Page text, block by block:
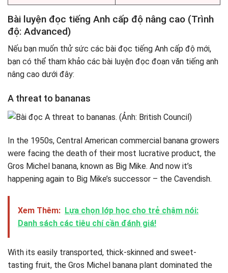
Bài luyện đọc tiếng Anh cấp độ nâng cao (Trình
độ: Advanced)
Nếu bạn muốn thử sức các bài đọc tiếng Anh cấp độ mới,
bạn có thể tham khảo các bài luyện đọc đoạn văn tiếng anh
nâng cao dưới đây:
A threat to bananas
In the 1950s, Central American commercial banana growers
were facing the death of their most lucrative product, the
Gros Michel banana, known as Big Mike. And now it’s
happening again to Big Mike’s successor – the Cavendish.
Xem Thêm: Lựa chọn lớp học cho trẻ chậm nói:
Danh sách các tiêu chí cần đánh giá!
With its easily transported, thick-skinned and sweet-
tasting fruit, the Gros Michel banana plant dominated the